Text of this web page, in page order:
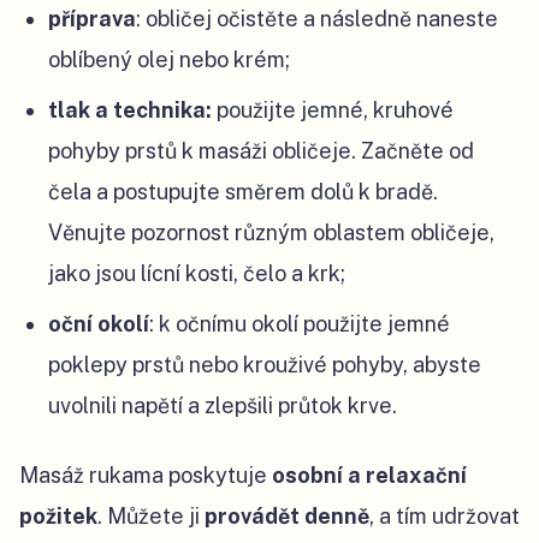
příprava: obličej očistěte a následně naneste
oblíbený olej nebo krém;
tlak a technika: použijte jemné, kruhové
pohyby prstů k masáži obličeje. Začněte od
čela a postupujte směrem dolů k bradě.
Věnujte pozornost různým oblastem obličeje,
jako jsou lícní kosti, čelo a krk;
oční okolí: k očnímu okolí použijte jemné
poklepy prstů nebo krouživé pohyby, abyste
uvolnili napětí a zlepšili průtok krve.
Masáž rukama poskytuje osobní a relaxační
požitek. Můžete ji provádět denně, a tím udržovat